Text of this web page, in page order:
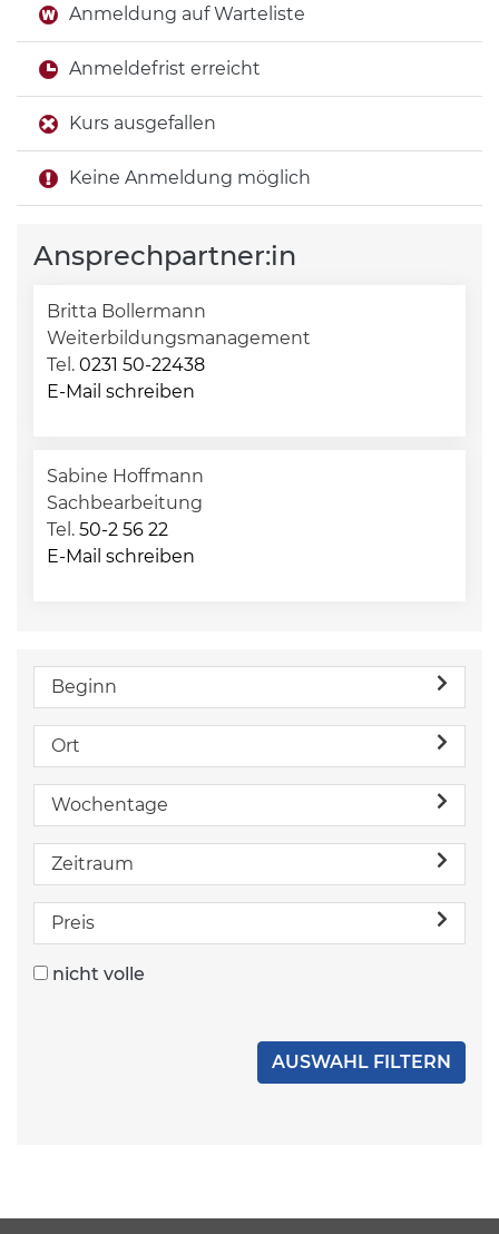
Anmeldung auf Warteliste
Anmeldefrist erreicht
Kurs ausgefallen
Keine Anmeldung möglich
Ansprechpartner:in
Britta Bollermann
Weiterbildungsmanagement
Tel. 0231 50-22438
E-Mail schreiben
Sabine Hoffmann
Sachbearbeitung
Tel. 50-2 56 22
E-Mail schreiben
Beginn
Ort
Wochentage
Zeitraum
Preis
nicht volle